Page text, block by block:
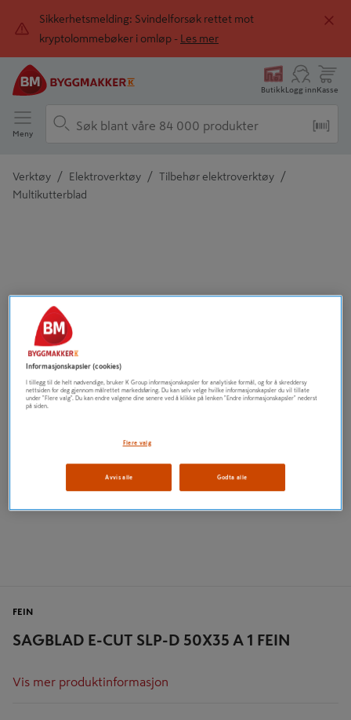
Sikkerhetsmelding: Svindelforsøk rettet mot
kryptolommebøker i omløp -
Les mer
ButikkLogg innKasse
Meny
Verktøy / Elektroverktøy / Tilbehør elektroverktøy /
Multikutterblad
SAGBLAD E-CUT SLP-D 50X35 A 1 FEIN
FEIN
Vis mer produktinformasjon
Informasjonskapsler (cookies)
I tillegg til de helt nødvendige, bruker K Group informasjonskapsler for analytiske formål, og for å skreddersy
nettsiden for deg gjennom målrettet markedsføring. Du kan selv velge hvilke informasjonskapsler du vil tillate
under "Flere valg". Du kan endre valgene dine senere ved å klikke på lenken "Endre informasjonskapsler" nederst
på siden.
Flere valg
Avvis alle Godta alle